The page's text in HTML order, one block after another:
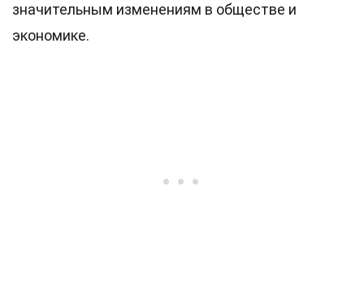
значительным изменениям в обществе и
экономике.